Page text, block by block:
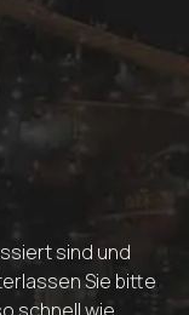
sind und
Sie bitte
schnell wie